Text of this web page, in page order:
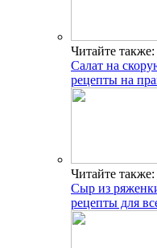
Читайте также:
Салат на
рецепты на
Читайте также:
Сыр из
рецепты для